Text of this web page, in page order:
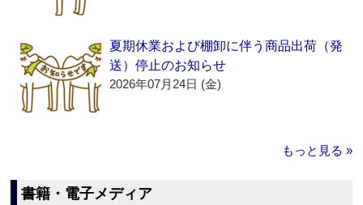
夏期休業および棚卸に伴う商品出荷（発
送）停止のお知らせ
2026年07月24日 (金)
もっと見る »
書籍・電子メディア